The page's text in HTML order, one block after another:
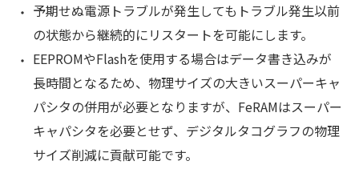
予期せぬ電源トラブルが発生してもトラブル発生以前
の状態から継続的にリスタートを可能にします。
EEPROMやFlashを使用する場合はデータ書き込みが
長時間となるため、物理サイズの大きいスーパーキャ
パシタの併用が必要となりますが、FeRAMはスーパー
キャパシタを必要とせず、デジタルタコグラフの物理
サイズ削減に貢献可能です。